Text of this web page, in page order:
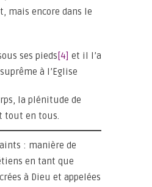
mais encore dans le
ses pieds [4] et il l’a
à l’Eglise
la plénitude de
tout en tous.
: manière de
en tant que
à Dieu et appelées